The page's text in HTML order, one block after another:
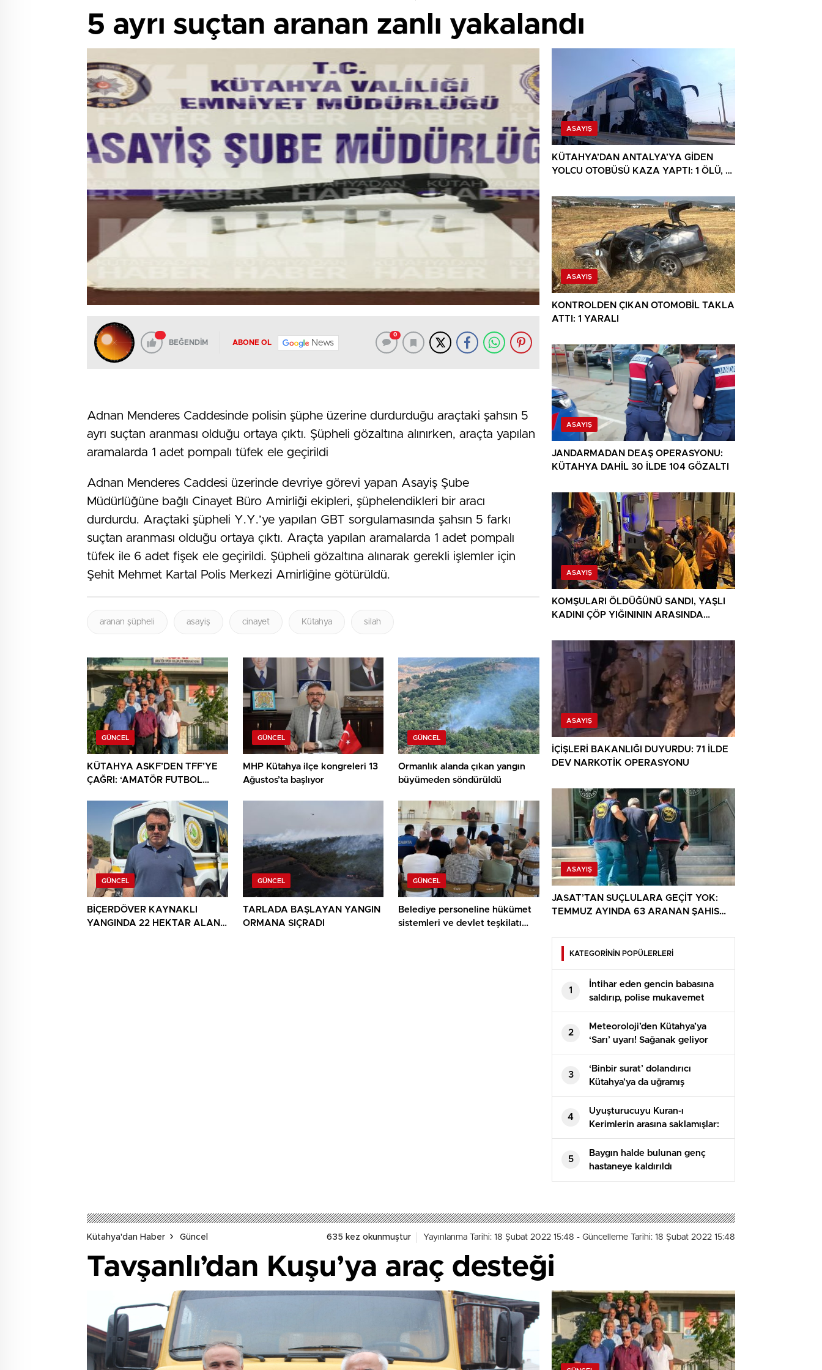
5 ayrı suçtan aranan zanlı yakalandı
BEĞENDİM ABONE OL News
0
Adnan Menderes Caddesinde polisin şüphe üzerine durdurduğu araçtaki şahsın 5
ayrı suçtan aranması olduğu ortaya çıktı. Şüpheli gözaltına alınırken, araçta yapılan
aramalarda 1 adet pompalı tüfek ele geçirildi
Adnan Menderes Caddesi üzerinde devriye görevi yapan Asayiş Şube
Müdürlüğüne bağlı Cinayet Büro Amirliği ekipleri, şüphelendikleri bir aracı
durdurdu. Araçtaki şüpheli Y.Y.’ye yapılan GBT sorgulamasında şahsın 5 farkı
suçtan aranması olduğu ortaya çıktı. Araçta yapılan aramalarda 1 adet pompalı
tüfek ile 6 adet fişek ele geçirildi. Şüpheli gözaltına alınarak gerekli işlemler için
Şehit Mehmet Kartal Polis Merkezi Amirliğine götürüldü.
aranan şüpheli asayiş cinayet Kütahya silah
GÜNCEL
KÜTAHYA ASKF’DEN TFF’YE
ÇAĞRI: ‘AMATÖR FUTBOL
GÜNCEL
MHP Kütahya ilçe kongreleri 13
Ağustos’ta başlıyor
GÜNCEL
Ormanlık alanda çıkan yangın
büyümeden söndürüldü
GÜNCEL
BİÇERDÖVER KAYNAKLI
YANGINDA 22 HEKTAR ALAN
GÜNCEL
TARLADA BAŞLAYAN YANGIN
ORMANA SIÇRADI
GÜNCEL
Belediye personeline hükümet
sistemleri ve devlet teşkilatı
ASAYIŞ
KÜTAHYA’DAN ANTALYA’YA GİDEN
YOLCU OTOBÜSÜ KAZA YAPTI: 1 ÖLÜ, 15
ASAYIŞ
KONTROLDEN ÇIKAN OTOMOBİL TAKLA
ATTI: 1 YARALI
ASAYIŞ
JANDARMADAN DEAŞ OPERASYONU:
KÜTAHYA DAHİL 30 İLDE 104 GÖZALTI
ASAYIŞ
KOMŞULARI ÖLDÜĞÜNÜ SANDI, YAŞLI
KADINI ÇÖP YIĞINININ ARASINDA
ASAYIŞ
İÇİŞLERİ BAKANLIĞI DUYURDU: 71 İLDE
DEV NARKOTİK OPERASYONU
ASAYIŞ
JASAT’TAN SUÇLULARA GEÇİT YOK:
TEMMUZ AYINDA 63 ARANAN ŞAHIS
KATEGORİNİN POPÜLERLERİ
1
İntihar eden gencin babasına
saldırıp, polise mukavemet
eden 6 şüpheli gözaltına alındı
2
Meteoroloji’den Kütahya’ya
‘Sarı’ uyarı! Sağanak geliyor
3
‘Binbir surat’ dolandırıcı
Kütahya’ya da uğramış
4
Uyuşturucuyu Kuran-ı
Kerimlerin arasına saklamışlar:
5 tutuklama
5
Baygın halde bulunan genç
hastaneye kaldırıldı
Kütahya'dan Haber Güncel 635 kez okunmuştur Yayınlanma Tarihi: 18 Şubat 2022 15:48 - Güncelleme Tarihi: 18 Şubat 2022 15:48
Tavşanlı’dan Kuşu’ya araç desteği